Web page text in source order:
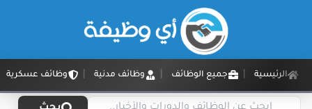
الرئيسية جميع الوظائف وظائف مدنية وظائف عسكرية